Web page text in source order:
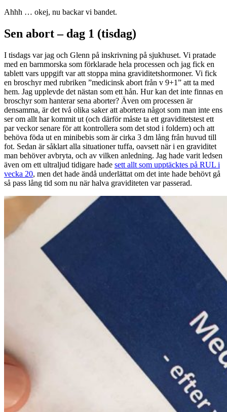
Ahhh … okej, nu backar vi bandet.
Sen abort – dag 1 (tisdag)
I tisdags var jag och Glenn på inskrivning på sjukhuset. Vi pratade
med en barnmorska som förklarade hela processen och jag fick en
tablett vars uppgift var att stoppa mina graviditetshormoner. Vi fick
en broschyr med rubriken ”medicinsk abort från v 9+1” att ta med
hem. Jag upplevde det nästan som ett hån. Hur kan det inte finnas en
broschyr som hanterar sena aborter? Även om processen är
densamma, är det två olika saker att abortera något som man inte ens
ser om allt har kommit ut (och därför måste ta ett graviditetstest ett
par veckor senare för att kontrollera som det stod i foldern) och att
behöva föda ut en minibebis som är cirka 3 dm lång från huvud till
fot. Sedan är såklart alla situationer tuffa, oavsett när i en graviditet
man behöver avbryta, och av vilken anledning. Jag hade varit ledsen
även om ett ultraljud tidigare hade sett allt som upptäcktes på RUL i
vecka 20, men det hade ändå underlättat om det inte hade behövt gå
så pass lång tid som nu när halva graviditeten var passerad.